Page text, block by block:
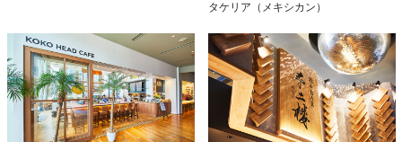
タケリア（メキシカン）